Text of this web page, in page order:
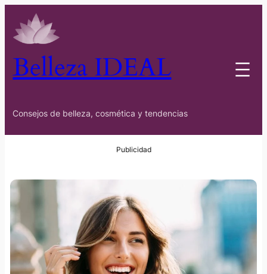
Belleza IDEAL
Consejos de belleza, cosmética y tendencias